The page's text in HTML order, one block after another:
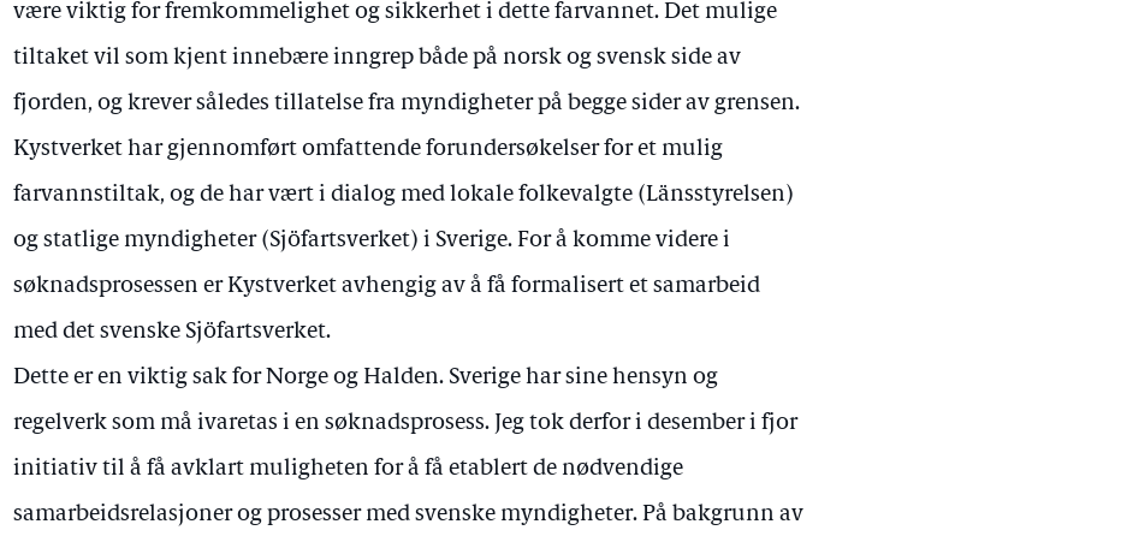
være viktig for fremkommelighet og sikkerhet i dette farvannet. Det mulige
tiltaket vil som kjent innebære inngrep både på norsk og svensk side av
fjorden, og krever således tillatelse fra myndigheter på begge sider av grensen.
Kystverket har gjennomført omfattende forundersøkelser for et mulig
farvannstiltak, og de har vært i dialog med lokale folkevalgte (Länsstyrelsen)
og statlige myndigheter (Sjöfartsverket) i Sverige. For å komme videre i
søknadsprosessen er Kystverket avhengig av å få formalisert et samarbeid
med det svenske Sjöfartsverket.
Dette er en viktig sak for Norge og Halden. Sverige har sine hensyn og
regelverk som må ivaretas i en søknadsprosess. Jeg tok derfor i desember i fjor
initiativ til å få avklart muligheten for å få etablert de nødvendige
samarbeidsrelasjoner og prosesser med svenske myndigheter. På bakgrunn av